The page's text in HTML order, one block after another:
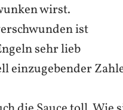
wirst.
ist
sehr lieb
einzugebender